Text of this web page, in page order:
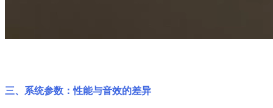
三、系统参数：性能与音效的差异